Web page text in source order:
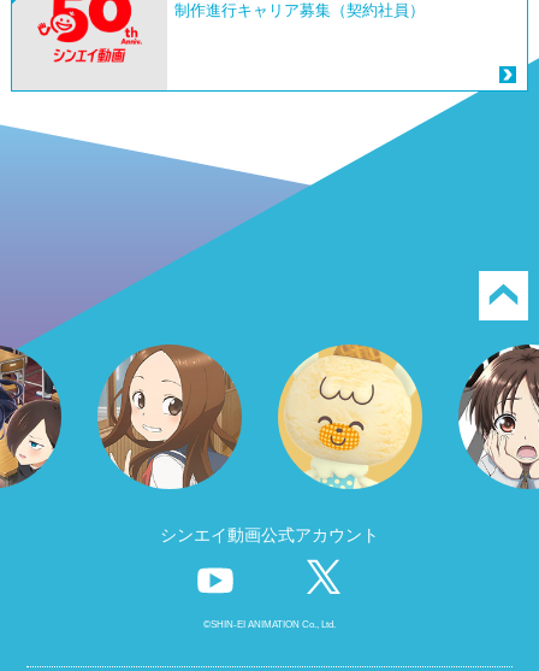
制作進行キャリア募集（契約社員）
シンエイ動画公式アカウント
©SHIN-EI ANIMATION Co., Ltd.